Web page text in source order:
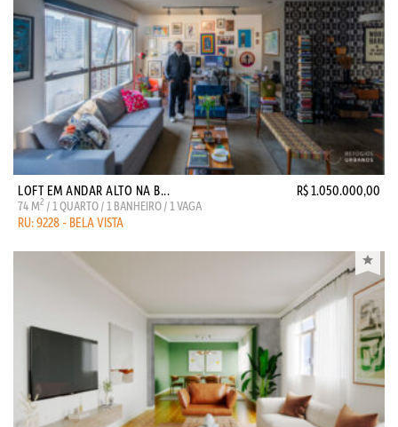
LOFT EM ANDAR ALTO NA B... R$ 1.050.000,00
74 M2 / 1 QUARTO / 1 BANHEIRO / 1 VAGA
RU: 9228 - BELA VISTA